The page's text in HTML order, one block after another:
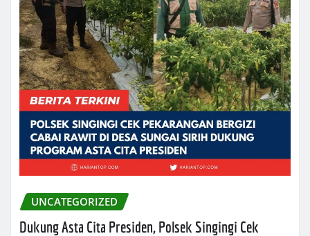
UNCATEGORIZED
Dukung Asta Cita Presiden, Polsek Singingi Cek